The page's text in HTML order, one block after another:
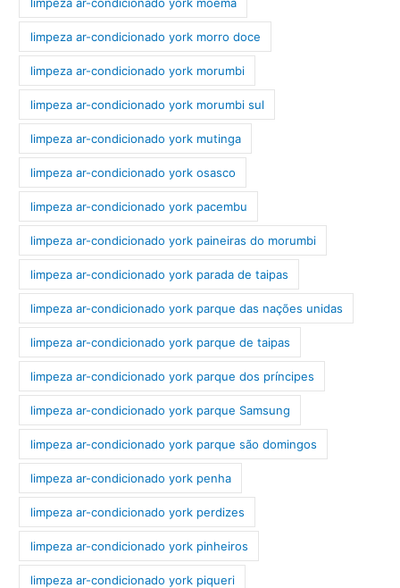
limpeza ar-condicionado york morro doce
limpeza ar-condicionado york morumbi
limpeza ar-condicionado york morumbi sul
limpeza ar-condicionado york mutinga
limpeza ar-condicionado york osasco
limpeza ar-condicionado york pacembu
limpeza ar-condicionado york paineiras do morumbi
limpeza ar-condicionado york parada de taipas
limpeza ar-condicionado york parque das nações unidas
limpeza ar-condicionado york parque de taipas
limpeza ar-condicionado york parque dos príncipes
limpeza ar-condicionado york parque Samsung
limpeza ar-condicionado york parque são domingos
limpeza ar-condicionado york penha
limpeza ar-condicionado york perdizes
limpeza ar-condicionado york pinheiros
limpeza ar-condicionado york piqueri